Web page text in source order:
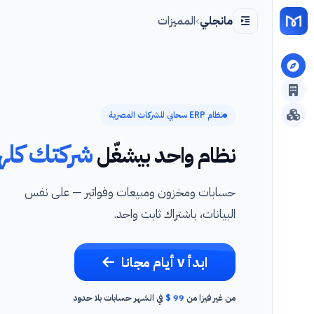
مانجلي المميزات
نظام ERP سحابي للشركات المصرية
نظام واحد بيشغّلشركتك
حسابات ومخزون ومبيعات وفواتير — على نفس
البيانات، باشتراك ثابت واحد.
ابدأ ٧ أيام مجانا
من غير فيزامن 99 $ في الشهر حسابات بلا حدود